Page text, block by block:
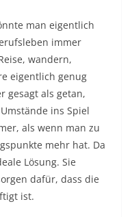
man eigentlich
immer
wandern,
eigentlich genug
gesagt als getan,
ins Spiel
als wenn man zu
mehr hat. Da
Lösung. Sie
dafür, dass die
ist.